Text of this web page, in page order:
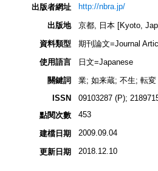
出版者網址
http://nbra.jp/
出版地
京都, 日本 [Kyoto,
資料類型
期刊論文=Journal
使用語言
日文=Japanese
關鍵詞
業; 如来蔵; 不生; 転変
ISSN
09103287 (P);
點閱次數
453
建檔日期 2009.09.04
更新日期 2018.12.10